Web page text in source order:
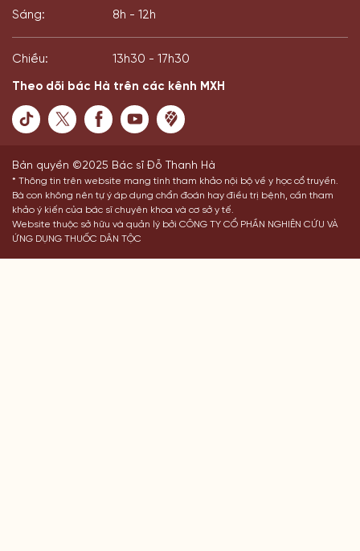
Sáng: 8h - 12h
Chiều: 13h30 - 17h30
Theo dõi bác Hà trên các kênh MXH
Bản quyền ©2025 Bác sĩ Đỗ Thanh Hà
* Thông tin trên website mang tính tham khảo nội bộ về y học cổ truyền.
Bà con không nên tự ý áp dụng chẩn đoán hay điều trị bệnh, cần tham
khảo ý kiến của bác sĩ chuyên khoa và cơ sở y tế.
Website thuộc sở hữu và quản lý bởi CÔNG TY CỔ PHẦN NGHIÊN CỨU VÀ
ỨNG DỤNG THUỐC DÂN TỘC